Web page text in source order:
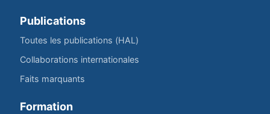
Publications
Toutes les publications (HAL)
Collaborations internationales
Faits marquants
Formation